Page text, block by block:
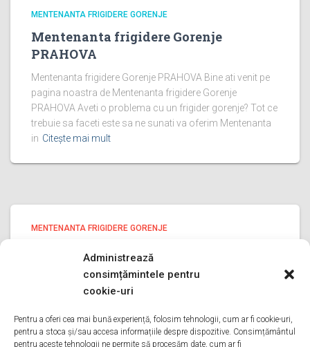
Administrează
consimțămintele pentru
cookie-uri
Pentru a oferi cea mai bună experiență, folosim tehnologii, cum ar fi cookie-uri,
pentru a stoca și/sau accesa informațiile despre dispozitive. Consimțământul
pentru aceste tehnologii ne permite să procesăm date, cum ar fi
MENTENANTA FRIGIDERE GORENJE
Mentenanta frigidere Gorenje
PRAHOVA
Mentenanta frigidere Gorenje PRAHOVA Bine ati venit pe
pagina noastra de Mentenanta frigidere Gorenje
PRAHOVA Aveti o problema cu un frigider gorenje? Tot ce
trebuie sa faceti este sa ne sunati va oferim Mentenanta
in Citește mai mult
MENTENANTA FRIGIDERE GORENJE
Mentenanta frigidere Gorenje ILFOV
Mentenanta frigidere Gorenje ILFOV Bine ati venit pe
pagina noastra de Mentenanta frigidere Gorenje ILFOV
faceti este sa ne sunati va oferim Mentenanta in
Citește mai mult